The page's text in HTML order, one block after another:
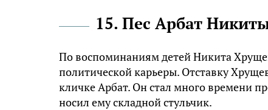
15. Пес Арбат
По воспоминаниям детей Никита
политической карьеры. Отставку
кличке Арбат. Он стал много времени
носил ему складной стульчик.